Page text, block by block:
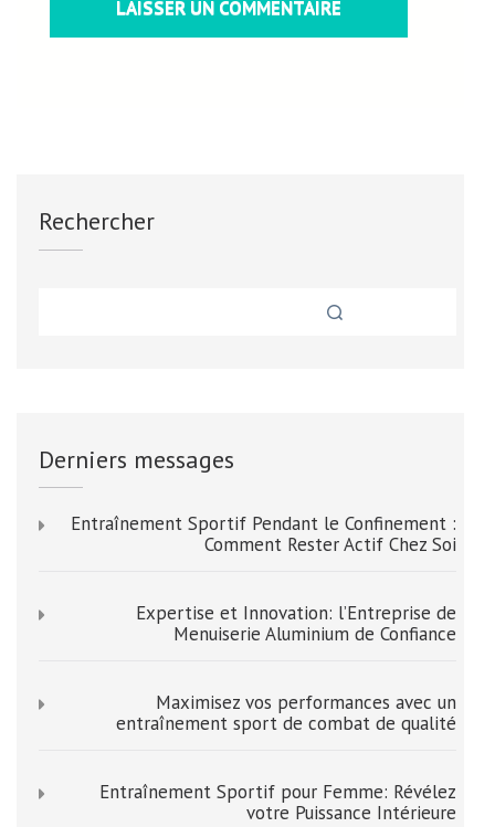
Rechercher
Derniers messages
Entraînement Sportif Pendant le Confinement :
Comment Rester Actif Chez Soi
Expertise et Innovation: l’Entreprise de
Menuiserie Aluminium de Confiance
Maximisez vos performances avec un
entraînement sport de combat de qualité
Entraînement Sportif pour Femme: Révélez
votre Puissance Intérieure